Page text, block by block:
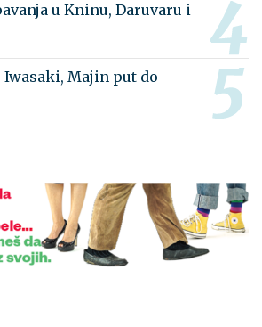
u Kninu, Daruvaru i
Iwasaki, Majin put do